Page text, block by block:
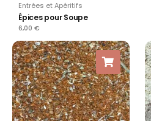
Entrées et Apéritifs
Épices pour Soupe
6,00 €